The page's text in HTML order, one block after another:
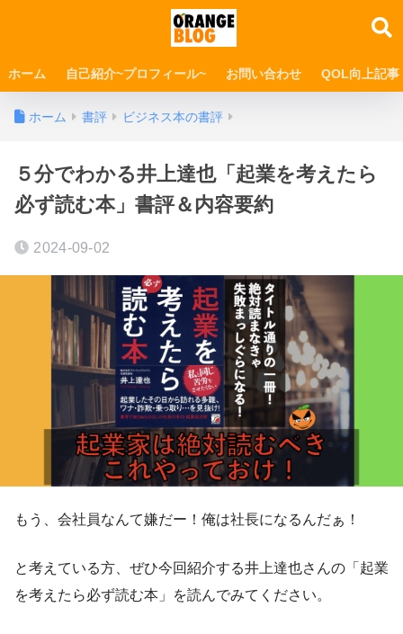
ホーム 自己紹介~プロフィール~ お問い合わせ QOL向上記事
ホーム 書評 ビジネス本の書評
５分でわかる井上達也「起業を考えたら
必ず読む本」書評＆内容要約
2024-09-02
もう、会社員なんて嫌だー！俺は社長になるんだぁ！
と考えている方、ぜひ今回紹介する井上達也さんの「起業
を考えたら必ず読む本」を読んでみてください。